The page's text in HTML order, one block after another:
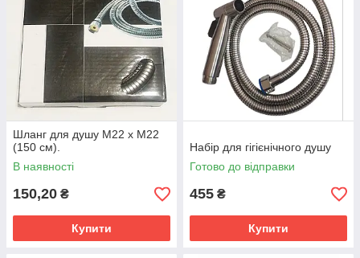
Шланг для душу М22 х М22
(150 см).
В наявності
150,20 ₴
Купити
Набір для гігієнічного душу
Готово до відправки
455 ₴
Купити